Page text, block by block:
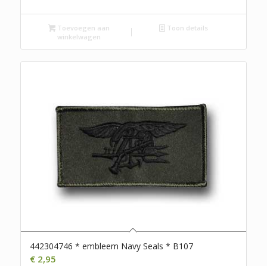
Toevoegen aan
winkelwagen
Toon details
442304746 * embleem Navy Seals * B107
€2,95